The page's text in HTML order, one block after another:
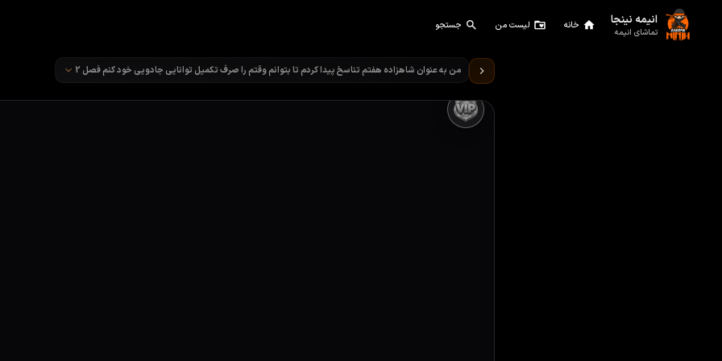
انیمه نینجا
تماشای انیمه
خانه لیست من جستجو
تماشای انیمه من به عنوان شاهزاده هفتم تناسخ پیدا کردم تا بتوانم وقتم را صرف تکمیل توانایی جادویی خود
من به عنوان شاهزاده هفتم تناسخ پیدا کردم تا بتوانم وقتم را صرف تکمیل توانایی جادویی خود کنم فصل 2